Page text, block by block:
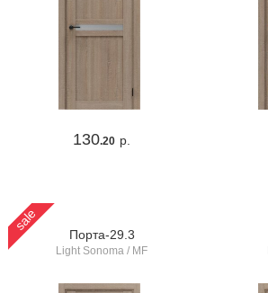
130.20 р.
sale
Порта-29.3
Light Sonoma / MF